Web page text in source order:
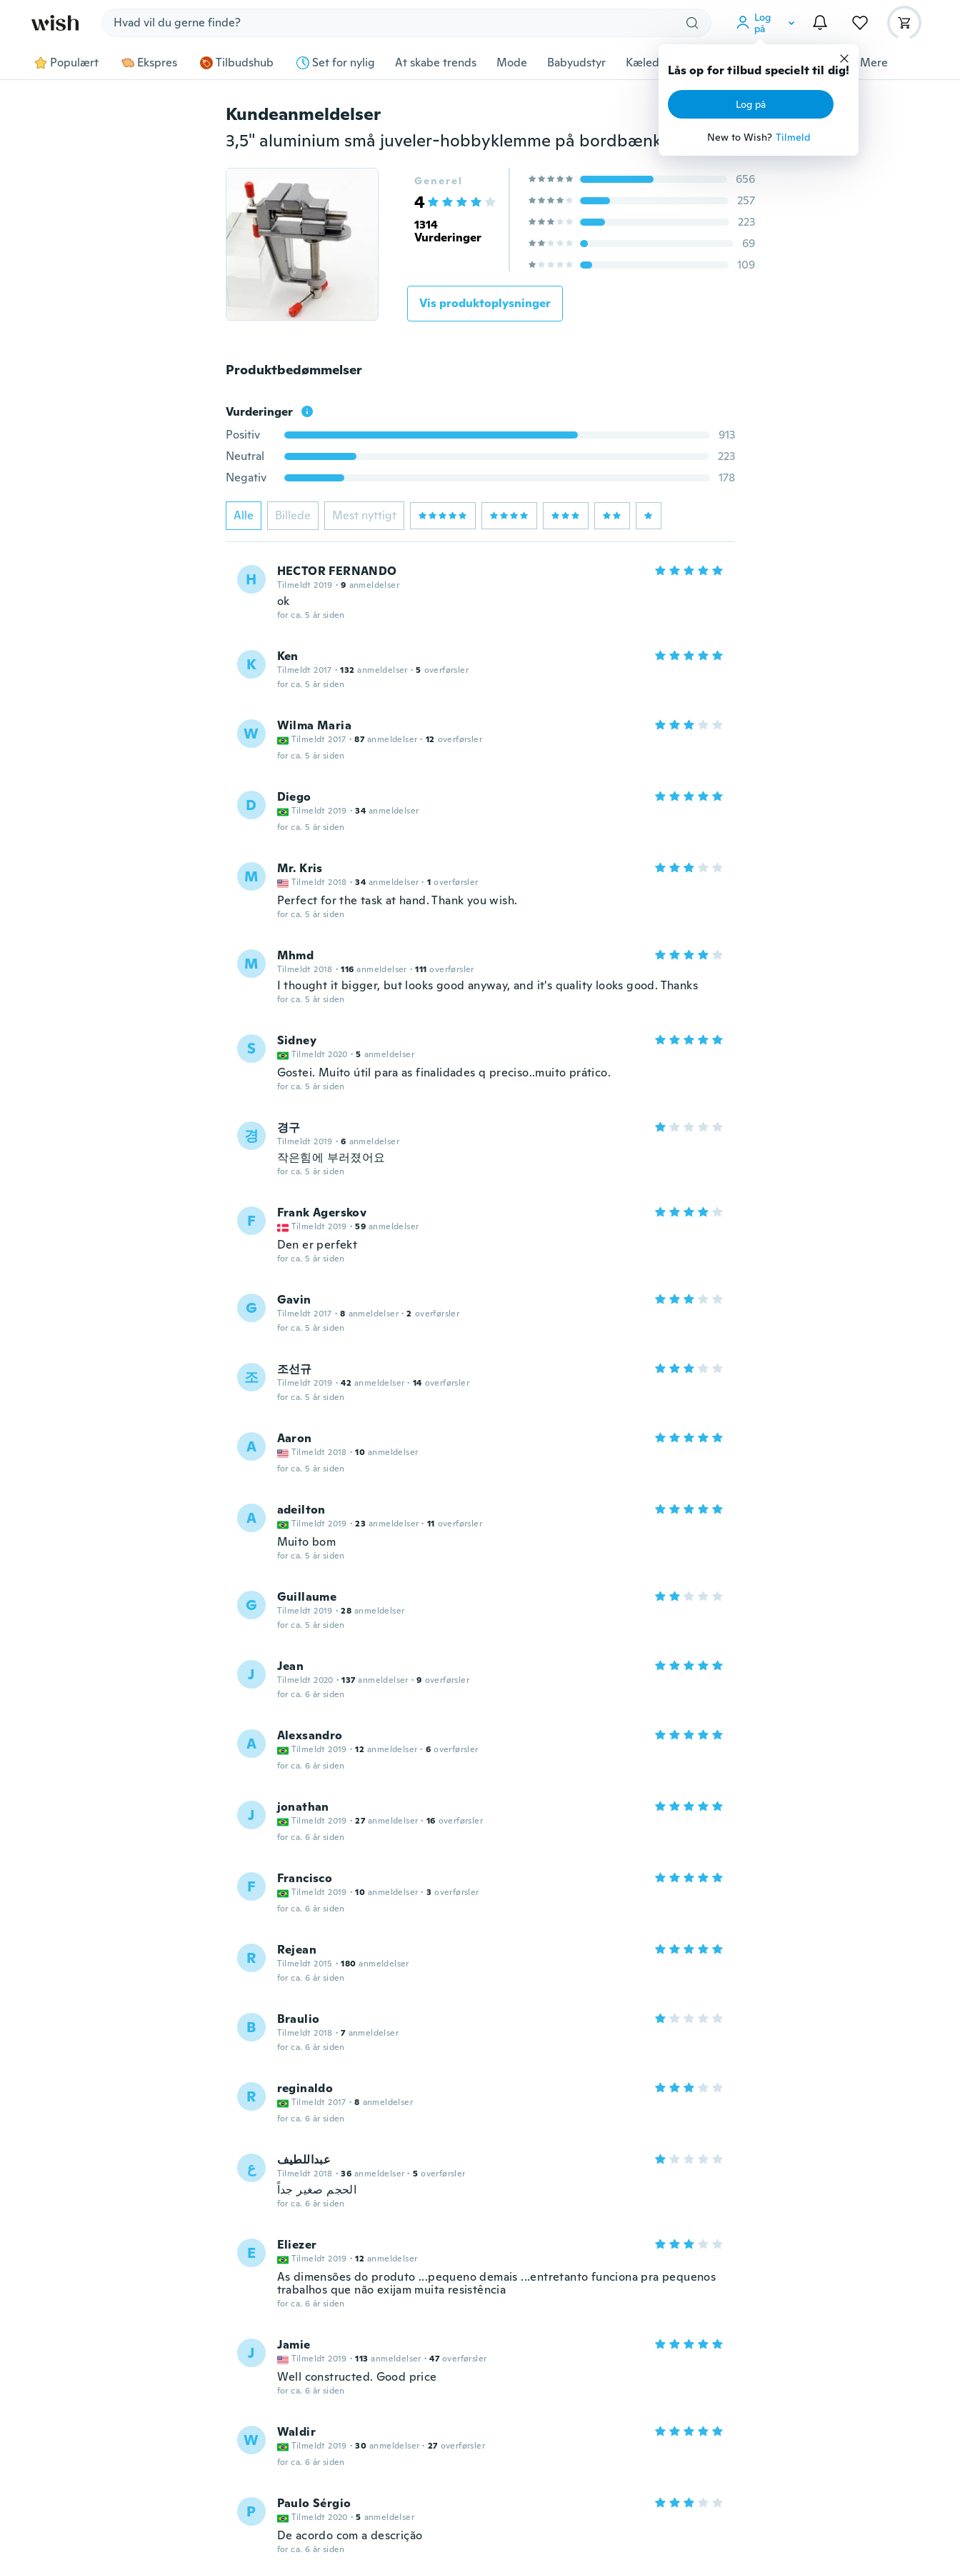
Log
på
Lås op for tilbud specielt til dig!
Log på
New to Wish? Tilmeld
Populært Ekspres Tilbudshub Set for nylig At skabe trends Mode Babyudstyr Kæledyrstilbehør Gadgets Værktøj Mere
Kundeanmeldelser
3,5" aluminium små juveler-hobbyklemme på bordbænk skruestik Mini værktøjsskruestik
Generel
4
1314
Vurderinger
656
257
223
69
109
Vis produktoplysninger
Produktbedømmelser
Vurderinger
Positiv
913
Neutral
223
Negativ
178
Alle Billede Mest nyttigt
H HECTOR FERNANDO
Tilmeldt 2019 · 9 anmeldelser
ok
for ca. 5 år siden
K Ken
Tilmeldt 2017 · 132 anmeldelser · 5 overførsler
for ca. 5 år siden
W Wilma Maria
Tilmeldt 2017 · 87 anmeldelser · 12 overførsler
for ca. 5 år siden
D Diego
Tilmeldt 2019 · 34 anmeldelser
for ca. 5 år siden
M Mr. Kris
Tilmeldt 2018 · 34 anmeldelser · 1 overførsler
Perfect for the task at hand. Thank you wish.
for ca. 5 år siden
M Mhmd
Tilmeldt 2018 · 116 anmeldelser · 111 overførsler
I thought it bigger, but looks good anyway, and it's quality looks good. Thanks
for ca. 5 år siden
S Sidney
Tilmeldt 2020 · 5 anmeldelser
Gostei. Muito útil para as finalidades q preciso..muito prático.
for ca. 5 år siden
경 경구
Tilmeldt 2019 · 6 anmeldelser
작은힘에 부러졌어요
for ca. 5 år siden
F Frank Agerskov
Tilmeldt 2019 · 59 anmeldelser
Den er perfekt
for ca. 5 år siden
G Gavin
Tilmeldt 2017 · 8 anmeldelser · 2 overførsler
for ca. 5 år siden
조 조선규
Tilmeldt 2019 · 42 anmeldelser · 14 overførsler
for ca. 5 år siden
A Aaron
Tilmeldt 2018 · 10 anmeldelser
for ca. 5 år siden
A adeilton
Tilmeldt 2019 · 23 anmeldelser · 11 overførsler
Muito bom
for ca. 5 år siden
G Guillaume
Tilmeldt 2019 · 28 anmeldelser
for ca. 5 år siden
J Jean
Tilmeldt 2020 · 137 anmeldelser · 9 overførsler
for ca. 6 år siden
A Alexsandro
Tilmeldt 2019 · 12 anmeldelser · 6 overførsler
for ca. 6 år siden
J jonathan
Tilmeldt 2019 · 27 anmeldelser · 16 overførsler
for ca. 6 år siden
F Francisco
Tilmeldt 2019 · 10 anmeldelser · 3 overførsler
for ca. 6 år siden
R Rejean
Tilmeldt 2015 · 180 anmeldelser
for ca. 6 år siden
B Braulio
Tilmeldt 2018 · 7 anmeldelser
for ca. 6 år siden
R reginaldo
Tilmeldt 2017 · 8 anmeldelser
for ca. 6 år siden
ع عبداللطيف
Tilmeldt 2018 · 36 anmeldelser · 5 overførsler
الحجم صغير جداً
for ca. 6 år siden
E Eliezer
Tilmeldt 2019 · 12 anmeldelser
As dimensões do produto ...pequeno demais ...entretanto funciona pra pequenos
trabalhos que não exijam muita resistência
for ca. 6 år siden
J Jamie
Tilmeldt 2019 · 113 anmeldelser · 47 overførsler
Well constructed. Good price
for ca. 6 år siden
W Waldir
Tilmeldt 2019 · 30 anmeldelser · 27 overførsler
for ca. 6 år siden
P Paulo Sérgio
Tilmeldt 2020 · 5 anmeldelser
De acordo com a descrição
for ca. 6 år siden